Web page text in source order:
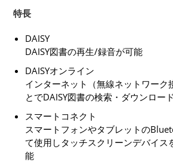
特長
DAISY
DAISY図書の再生/録音が可能
DAISYオンライン
インターネット（無線ネットワーク
とでDAISY図書の検索・ダウンロー
スマートコネクト
スマートフォンやタブレットの
て使用しタッチスクリーンデバイス
能